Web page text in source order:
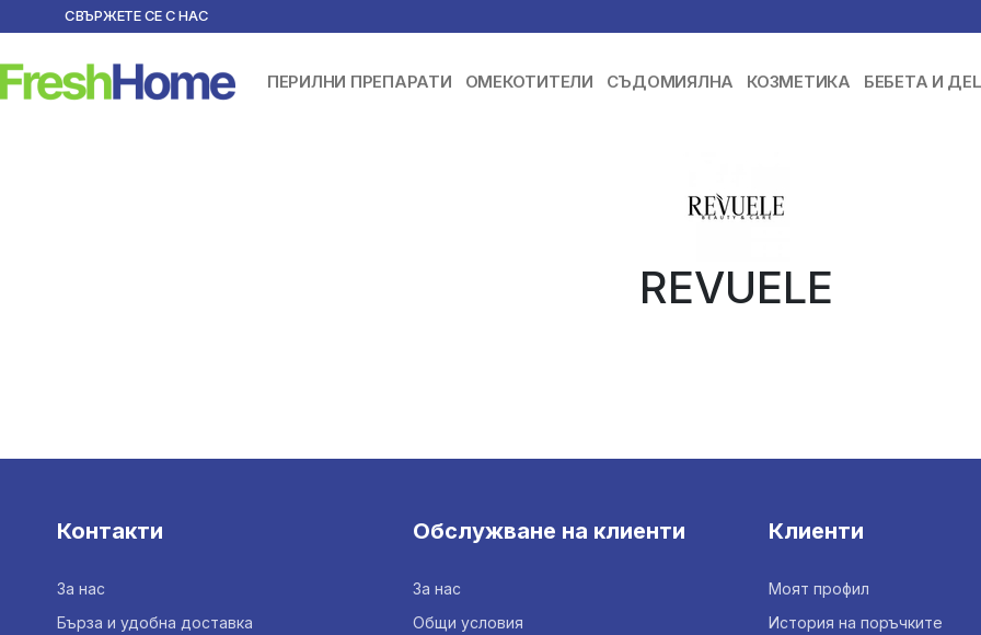
СВЪРЖЕТЕ СЕ С НАС
ПЕРИЛНИ ПРЕПАРАТИ ОМЕКОТИТЕЛИ СЪДОМИЯЛНА КОЗМЕТИКА БЕБЕТА И
REVUELE
Контакти
За нас
Бърза и удобна доставка
Обслужване на клиенти
За нас
Общи условия
Клиенти
Моят профил
История на поръчките